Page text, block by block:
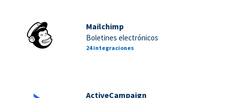
Mailchimp
Boletines electrónicos
24 integraciones
ActiveCampaign